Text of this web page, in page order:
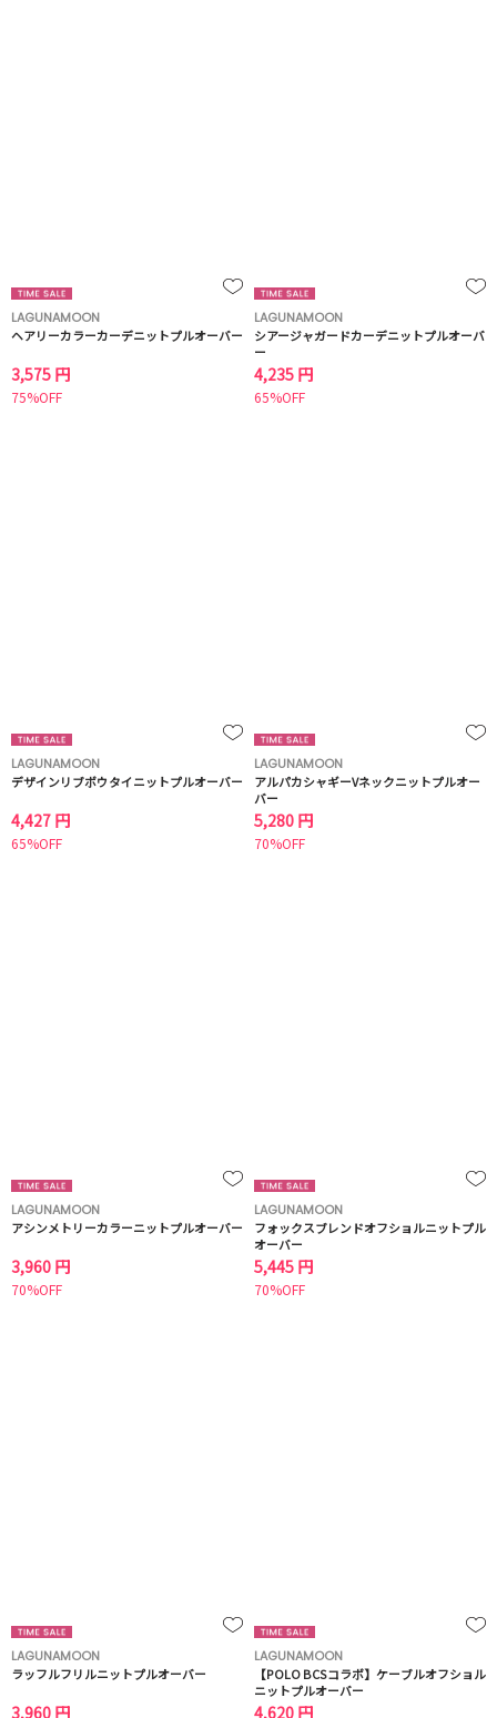
LAGUNAMOON
ヘアリーカラーカーデニットプルオーバー
3,575 円
75%OFF
LAGUNAMOON
シアージャガードカーデニットプルオーバ
ー
4,235 円
65%OFF
LAGUNAMOON
デザインリブボウタイニットプルオーバー
4,427 円
65%OFF
LAGUNAMOON
アルパカシャギーVネックニットプルオー
バー
5,280 円
70%OFF
LAGUNAMOON
アシンメトリーカラーニットプルオーバー
3,960 円
70%OFF
LAGUNAMOON
フォックスブレンドオフショルニットプル
オーバー
5,445 円
70%OFF
LAGUNAMOON
ラッフルフリルニットプルオーバー
3,960 円
LAGUNAMOON
【POLO BCSコラボ】ケーブルオフショル
ニットプルオーバー
4,620 円